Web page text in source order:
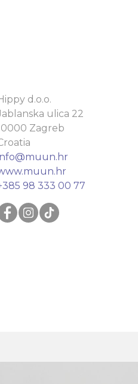
d.o.o.
ulica 22
Zagreb
98 333 00 77